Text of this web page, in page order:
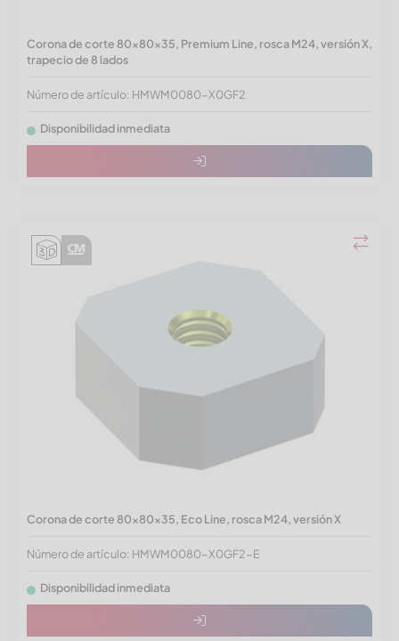
Corona de corte 80x80x35, Premium Line, rosca M24, versión X,
trapecio de 8 lados
Número de artículo: HMWM0080-X0GF2
Disponibilidad inmediata
Corona de corte 80x80x35, Eco Line, rosca M24, versión X
Número de artículo: HMWM0080-X0GF2-E
Disponibilidad inmediata